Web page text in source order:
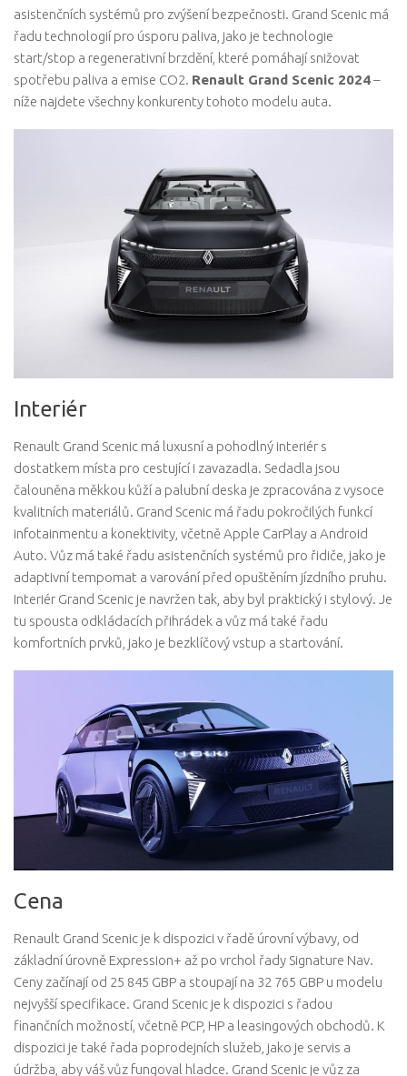
asistenčních systémů pro zvýšení bezpečnosti. Grand Scenic má
řadu technologií pro úsporu paliva, jako je technologie
start/stop a regenerativní brzdění, které pomáhají snižovat
spotřebu paliva a emise CO2. Renault Grand Scenic 2024–
níže najdete všechny konkurenty tohoto modelu auta.
Interiér
Renault Grand Scenic má luxusní a pohodlný interiér s
dostatkem místa pro cestující i zavazadla. Sedadla jsou
čalouněna měkkou kůží a palubní deska je zpracována z vysoce
kvalitních materiálů. Grand Scenic má řadu pokročilých funkcí
infotainmentu a konektivity, včetně Apple CarPlay a Android
Auto. Vůz má také řadu asistenčních systémů pro řidiče, jako je
adaptivní tempomat a varování před opuštěním jízdního pruhu.
Interiér Grand Scenic je navržen tak, aby byl praktický i stylový. Je
tu spousta odkládacích přihrádek a vůz má také řadu
komfortních prvků, jako je bezklíčový vstup a startování.
Cena
Renault Grand Scenic je k dispozici v řadě úrovní výbavy, od
základní úrovně Expression+ až po vrchol řady Signature Nav.
Ceny začínají od 25 845 GBP a stoupají na 32 765 GBP u modelu
nejvyšší specifikace. Grand Scenic je k dispozici s řadou
finančních možností, včetně PCP, HP a leasingových obchodů. K
dispozici je také řada poprodejních služeb, jako je servis a
údržba, aby váš vůz fungoval hladce. Grand Scenic je vůz za